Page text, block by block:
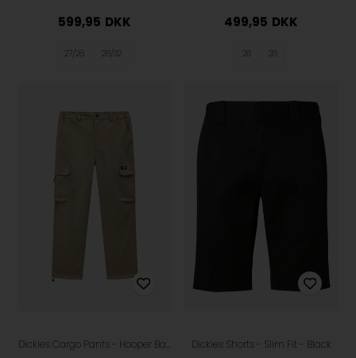
599,95 DKK
27/28 28/32
499,95 DKK
26 28
Dickies Cargo Pants - Hooper Bay - Khaki Dickies Shorts - Slim Fit - Black